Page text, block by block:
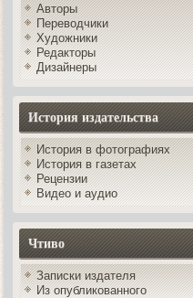
Авторы
Переводчики
Художники
Редакторы
Дизайнеры
История издательства
История в фотографиях
История в газетах
Рецензии
Видео и аудио
Чтиво
Записки издателя
Из опубликованного